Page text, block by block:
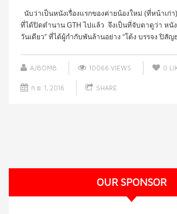
นับว่าเป็นหนังเรื่องแรกของค่ายน้องใหม่ (ที่หน้าเก่
ที่ได้ปิดตำนาน GTH ไปแล้ว จึงเป็นที่จับตาดูว่า หนั
วันเดียว” ที่ได้ผู้กำกับพันล้านอย่าง “โต้ง บรรจง ปิสัญธ
AJBOMB 10066 VIEWS 0
ก.ย. 1, 2016 SHARE
OUR SPONSOR